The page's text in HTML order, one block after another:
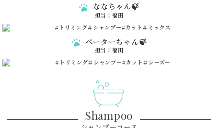
ななちゃん🍃
担当：福田
ペーターちゃん🍃
担当：福田
Shampoo